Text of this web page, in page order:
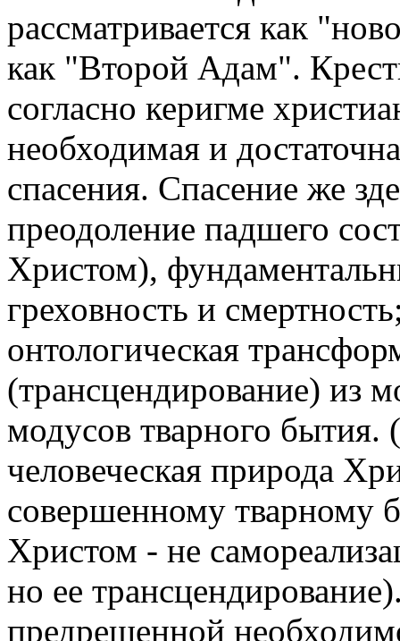
рассматривается как
как "Второй Адам".
согласно керигме
необходимая и
спасения. Спасение же
преодоление падшего
Христом),
греховность и
онтологическая
(трансцендирование) из
модусов тварного бытия.
человеческая природа
совершенному тварному
Христом - не
но ее
предрешенной